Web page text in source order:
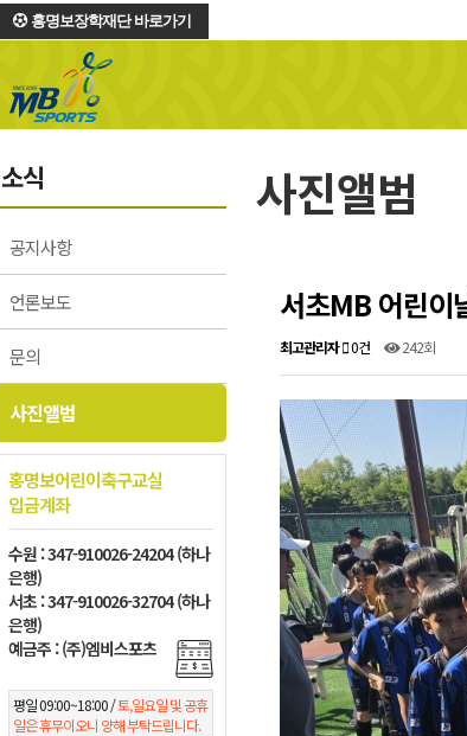
홍명보장학재단 바로가기
소식
공지사항
언론보도
문의
사진앨범
홍명보어린이축구교실
입금계좌
수원 : 347-910026-24204 (하나
은행)
서초 : 347-910026-32704 (하나
은행)
예금주 : (주)엠비스포츠
평일 09:00~18:00 /토,일요일 및 공휴
일은 휴무이오니 양해 부탁드립니다.
사진앨범
서초MB 어린이
최고관리자 0건 242회